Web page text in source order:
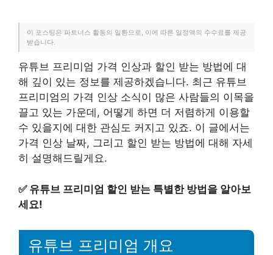
이 포스팅은 파트너스 활동의 일환으로, 이에 따른 일정액의 수수료를 제공
받습니다.
유튜브 프리미엄 가격 인상과 할인 받는 방법에 대
해 깊이 있는 정보를 제공하겠습니다. 최근 유튜브
프리미엄의 가격 인상 소식이 많은 사람들의 이목을
끌고 있는 가운데, 어떻게 하면 더 저렴하게 이용할
수 있을지에 대한 관심도 커지고 있죠. 이 글에서는
가격 인상 날짜, 그리고 할인 받는 방법에 대해 자세
히 설명해드릴게요.
✅ 유튜브 프리미엄 할인 받는 특별한 방법을 알아보
세요!
유튜브 프리미엄 개요